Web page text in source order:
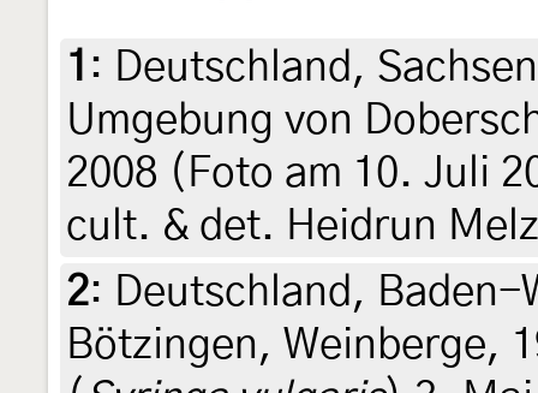
1 : Deutschland,
Umgebung von
2008 (Foto am 10. Juli
cult. & det. Heidrun
2: Deutschland,
Bötzingen, Weinberge,